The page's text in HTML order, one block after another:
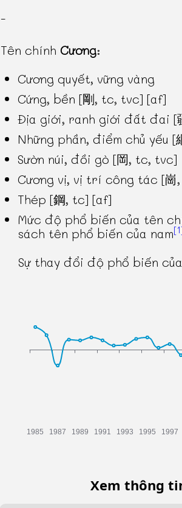
-
Tên chính Cương:
Cương quyết, vững vàng
Cứng, bền [剛, tc, tvc] [af]
Địa giới, ranh giới đất đai [
Những phần, điểm chủ yếu
Sườn núi, đồi gò [岡, tc, tvc]
Cương vị, vị trí công tác [崗
Thép [鋼, tc] [af]
Mức độ phổ biến của tên
sách tên phổ biến của nam
Sự thay đổi độ phổ biến
Xem thông